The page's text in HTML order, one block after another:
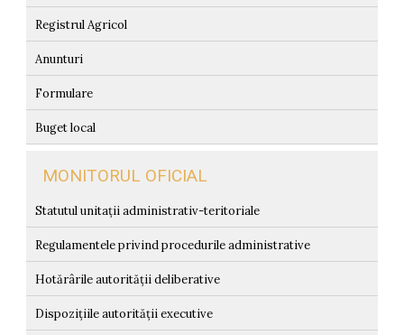
Registrul Agricol
Anunturi
Formulare
Buget local
MONITORUL OFICIAL
Statutul unitații administrativ-teritoriale
Regulamentele privind procedurile administrative
Hotărârile autorității deliberative
Dispozițiile autorității executive